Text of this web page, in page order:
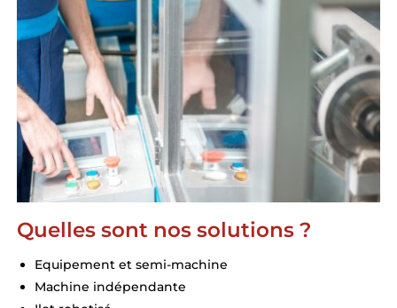
Quelles sont nos solutions ?
Equipement et semi-machine
Machine indépendante